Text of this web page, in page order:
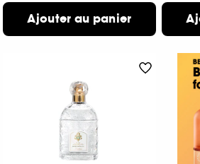
Ajouter au panier